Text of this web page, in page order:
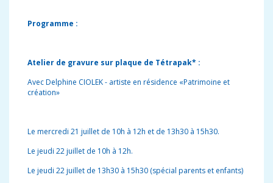
Programme :
Atelier de gravure sur plaque de Tétrapak* :
Avec Delphine CIOLEK - artiste en résidence «Patrimoine et
création»
Le mercredi 21 juillet de 10h à 12h et de 13h30 à 15h30.
Le jeudi 22 juillet de 10h à 12h.
Le jeudi 22 juillet de 13h30 à 15h30 (spécial parents et enfants)